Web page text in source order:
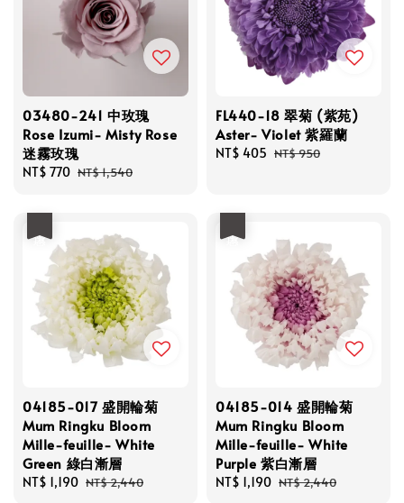
03480-241 中玫瑰
Rose Izumi- Misty Rose
迷霧玫瑰
Sale
NT$ 770 Regular
NT$ 1,540
FL440-18 翠菊 (紫苑)
Aster- Violet 紫羅蘭
Sale
NT$ 405 Regular
NT$ 950
04185-017 盛開輪菊
Mum Ringku Bloom
Mille-feuille- White
Green 綠白漸層
Sale
NT$ 1,190 Regular
NT$ 2,440
04185-014 盛開輪菊
Mum Ringku Bloom
Mille-feuille- White
Purple 紫白漸層
Sale
NT$ 1,190 Regular
NT$ 2,440